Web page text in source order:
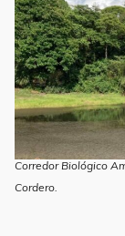
Corredor Biológico
Cordero.